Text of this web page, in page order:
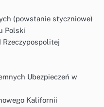
(powstanie styczniowe)
Polski
Rzeczypospolitej
Ubezpieczeń w
Kalifornii